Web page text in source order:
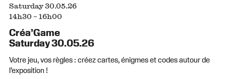
Saturday 30.05.26
14h30 – 16h00
Créa’Game
Saturday 30.05.26
Votre jeu, vos règles : créez cartes, énigmes et codes autour de
l’exposition !